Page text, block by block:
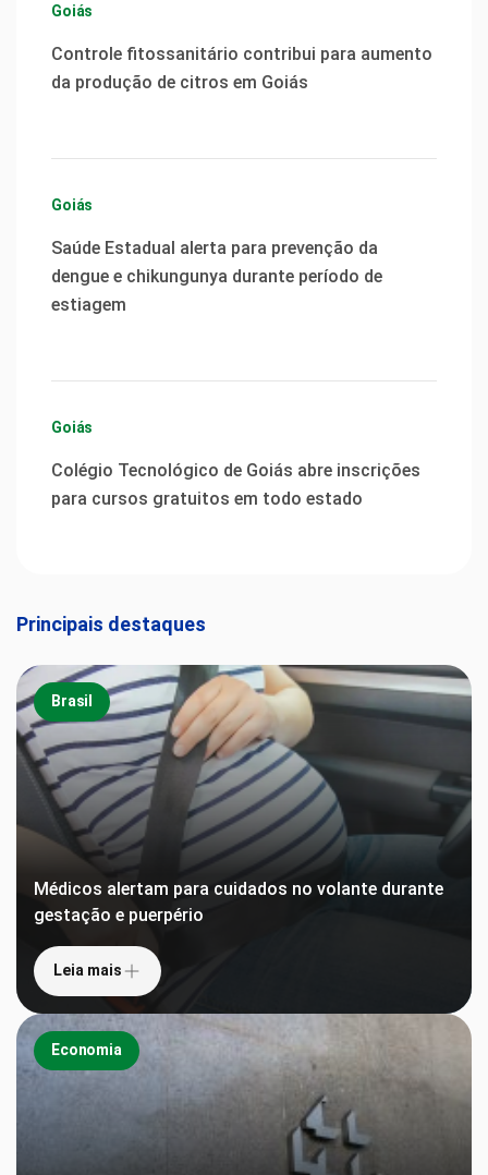
Goiás
Controle fitossanitário contribui para aumento
da produção de citros em Goiás
Goiás
Saúde Estadual alerta para prevenção da
dengue e chikungunya durante período de
estiagem
Goiás
Colégio Tecnológico de Goiás abre inscrições
para cursos gratuitos em todo estado
Principais destaques
Brasil
Médicos alertam para cuidados no volante durante
gestação e puerpério
Leia mais
Economia